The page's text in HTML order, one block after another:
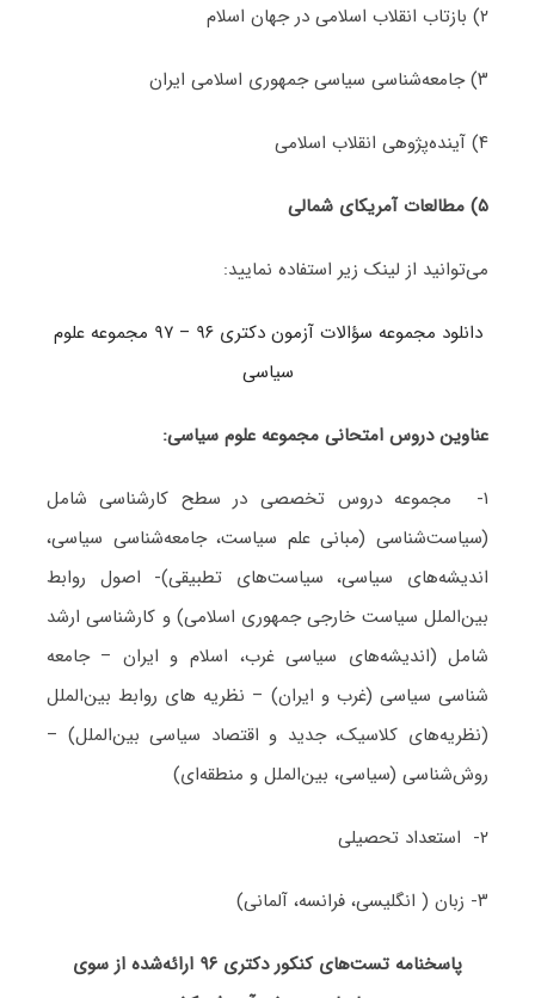
۲) بازتاب انقلاب اسلامی در جهان اسلام
۳) جامعه‌شناسی سیاسی جمهوری اسلامی ایران
۴) آینده‌پژوهی انقلاب اسلامی
۵) مطالعات آمریکای شمالی
می‌توانید از لینک زیر استفاده نمایید:
دانلود مجموعه سؤالات آزمون دکتری ۹۶ – ۹۷ مجموعه علوم
سیاسی
عناوین دروس امتحانی مجموعه علوم سیاسی:
۱- مجموعه دروس تخصصی در سطح کارشناسی شامل
(سیاست‌شناسی (مبانی علم سیاست، جامعه‌شناسی سیاسی،
اندیشه‌های سیاسی، سیاست‌های تطبیقی)- اصول روابط
بین‌الملل سیاست خارجی جمهوری اسلامی) و کارشناسی ارشد
شامل (اندیشه‌های سیاسی غرب، اسلام و ایران – جامعه
شناسی سیاسی (غرب و ایران) – نظریه های روابط بین‌الملل
(نظریه‌های کلاسیک، جدید و اقتصاد سیاسی بین‌الملل) –
روش‌شناسی (سیاسی، بین‌الملل و منطقه‌ای)
۲- استعداد تحصیلی
۳- زبان ( انگلیسی، فرانسه، آلمانی)
پاسخنامه تست‌های کنکور دکتری ۹۶ ارائه‌شده از سوی